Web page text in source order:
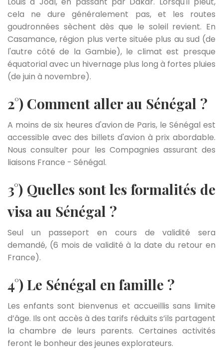
cela ne dure généralement pas, et les routes
goudronnées sèchent dès que le soleil revient. En
Casamance, région plus verte située plus au sud (de
l'autre côté de la Gambie), le climat est presque
équatorial avec un hivernage plus long à fortes pluies
(de juin à novembre).
2°) Comment aller au Sénégal ?
A moins de six heures d'avion de Paris, le Sénégal est
accessible avec des billets d'avion à prix abordable.
Nous consulter pour les Compagnies assurant des
liaisons France - Sénégal.
3°) Quelles sont les formalités de
visa au Sénégal ?
Seul un passeport en cours de validité sera
demandé, (6 mois de validité à la date du retour en
France).
4°) Le Sénégal en famille ?
Les enfants sont bienvenus et accueillis sans limite
d’âge. Ils ont accès à des tarifs réduits s’ils partagent
la chambre de leurs parents. Certaines activités
feront le bonheur des jeunes explorateurs.